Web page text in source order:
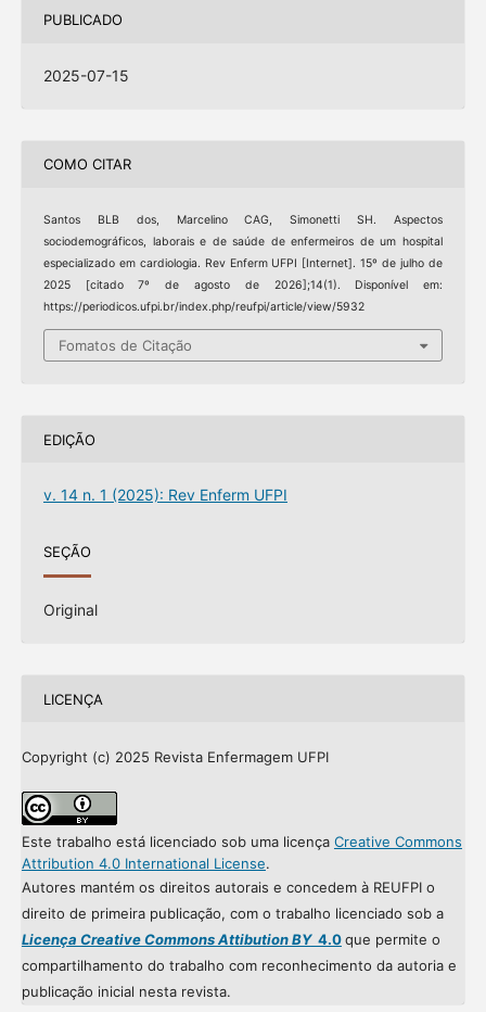
PUBLICADO
2025-07-15
COMO CITAR
Santos BLB dos, Marcelino CAG, Simonetti SH. Aspectos
sociodemográficos, laborais e de saúde de enfermeiros de um hospital
especializado em cardiologia. Rev Enferm UFPI [Internet]. 15º de julho de
2025 [citado 7º de agosto de 2026];14(1). Disponível em:
https://periodicos.ufpi.br/index.php/reufpi/article/view/5932
Fomatos de Citação
EDIÇÃO
v. 14 n. 1 (2025): Rev Enferm UFPI
SEÇÃO
Original
LICENÇA
Copyright (c) 2025 Revista Enfermagem UFPI
Este trabalho está licenciado sob uma licença Creative Commons
Attribution 4.0 International License.
Autores mantém os direitos autorais e concedem à REUFPI o
direito de primeira publicação, com o trabalho licenciado sob a
Licença Creative Commons Attibution BY4.0que permite o
compartilhamento do trabalho com reconhecimento da autoria e
publicação inicial nesta revista.